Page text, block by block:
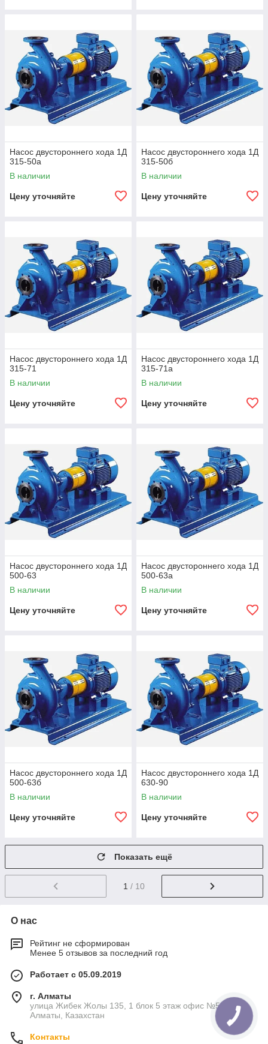
Насос двустороннего хода 1Д
315-50а
В наличии
Цену уточняйте
Насос двустороннего хода 1Д
315-50б
В наличии
Цену уточняйте
Насос двустороннего хода 1Д
315-71
В наличии
Цену уточняйте
Насос двустороннего хода 1Д
315-71а
В наличии
Цену уточняйте
Насос двустороннего хода 1Д
500-63
В наличии
Цену уточняйте
Насос двустороннего хода 1Д
500-63а
В наличии
Цену уточняйте
Насос двустороннего хода 1Д
500-63б
В наличии
Цену уточняйте
Насос двустороннего хода 1Д
630-90
В наличии
Цену уточняйте
Показать ещё
1 / 10
О нас
Рейтинг не сформирован
Менее 5 отзывов за последний год
Работает с 05.09.2019
г. Алматы
улица Жибек Жолы 135, 1 блок 5 этаж офис №5К,
Алматы, Казахстан
Контакты